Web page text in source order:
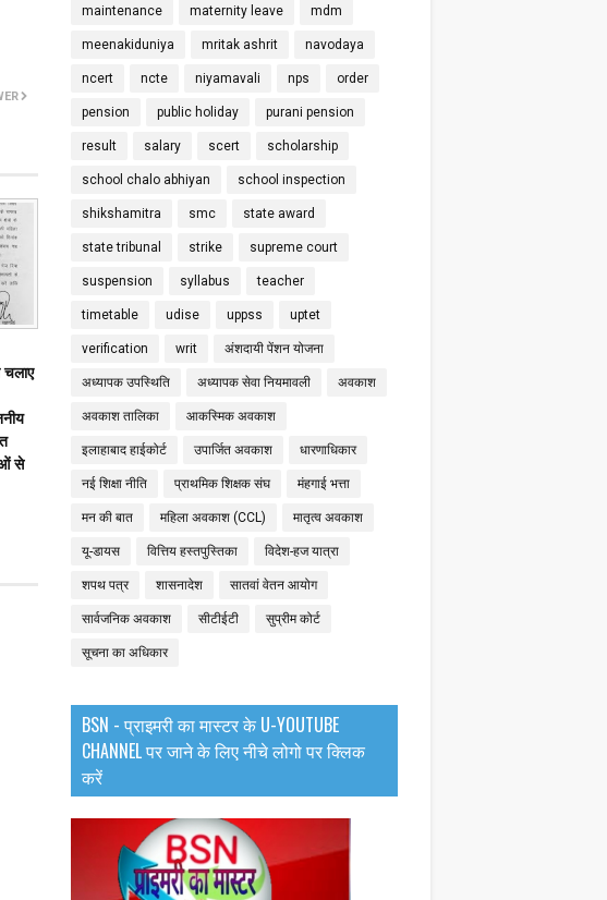
से
maintenance maternity leave mdm
meenakiduniya mritak ashrit navodaya
ncert ncte niyamavali nps order
pension public holiday purani pension
result salary scert scholarship
school chalo abhiyan school inspection
shikshamitra smc state award
state tribunal strike supreme court
suspension syllabus teacher
timetable udise uppss uptet
verification writ अंशदायी पेंशन योजना
अध्यापक उपस्थिति अध्यापक सेवा नियमावली अवकाश
अवकाश तालिका आकस्मिक अवकाश
इलाहाबाद हाईकोर्ट उपार्जित अवकाश धारणाधिकार
नई शिक्षा नीति प्राथमिक शिक्षक संघ मंहगाई भत्ता
मन की बात महिला अवकाश (CCL) मातृत्व अवकाश
यू-डायस वित्तिय हस्तपुस्तिका विदेश-हज यात्रा
शपथ पत्र शासनादेश सातवां वेतन आयोग
सार्वजनिक अवकाश सीटीईटी सुप्रीम कोर्ट
सूचना का अधिकार
BSN - प्राइमरी का मास्टर के U-YOUTUBE
CHANNEL पर जाने के लिए नीचे लोगो पर क्लिक
करें